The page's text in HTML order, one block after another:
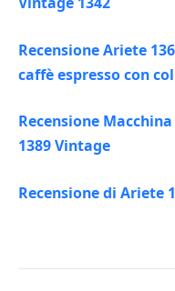
Recensione Ariete
caffè espresso con
Recensione
1389 Vintage
Recensione di Ariete